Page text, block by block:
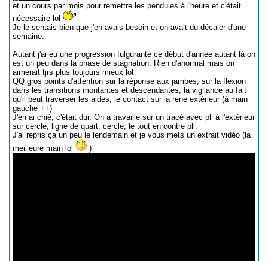
et un cours par mois pour remettre les pendules à l'heure et c'était
nécessaire lol
Je le sentais bien que j'en avais besoin et on avait du décaler d'une
semaine.
Autant j'ai eu une progression fulgurante ce début d'année autant là on
est un peu dans la phase de stagnation. Rien d'anormal mais on
aimerait tjrs plus toujours mieux lol
QQ gros points d'attention sur la réponse aux jambes, sur la flexion
dans les transitions montantes et descendantes, la vigilance au fait
qu'il peut traverser les aides, le contact sur la rene extérieur (à main
gauche ++)
J'en ai chié, c'était dur. On a travaillé sur un tracé avec pli à l'extérieur
sur cercle, ligne de quart, cercle, le tout en contre pli.
J'ai repris ça un peu le lendemain et je vous mets un extrait vidéo (la
meilleure main lol
)